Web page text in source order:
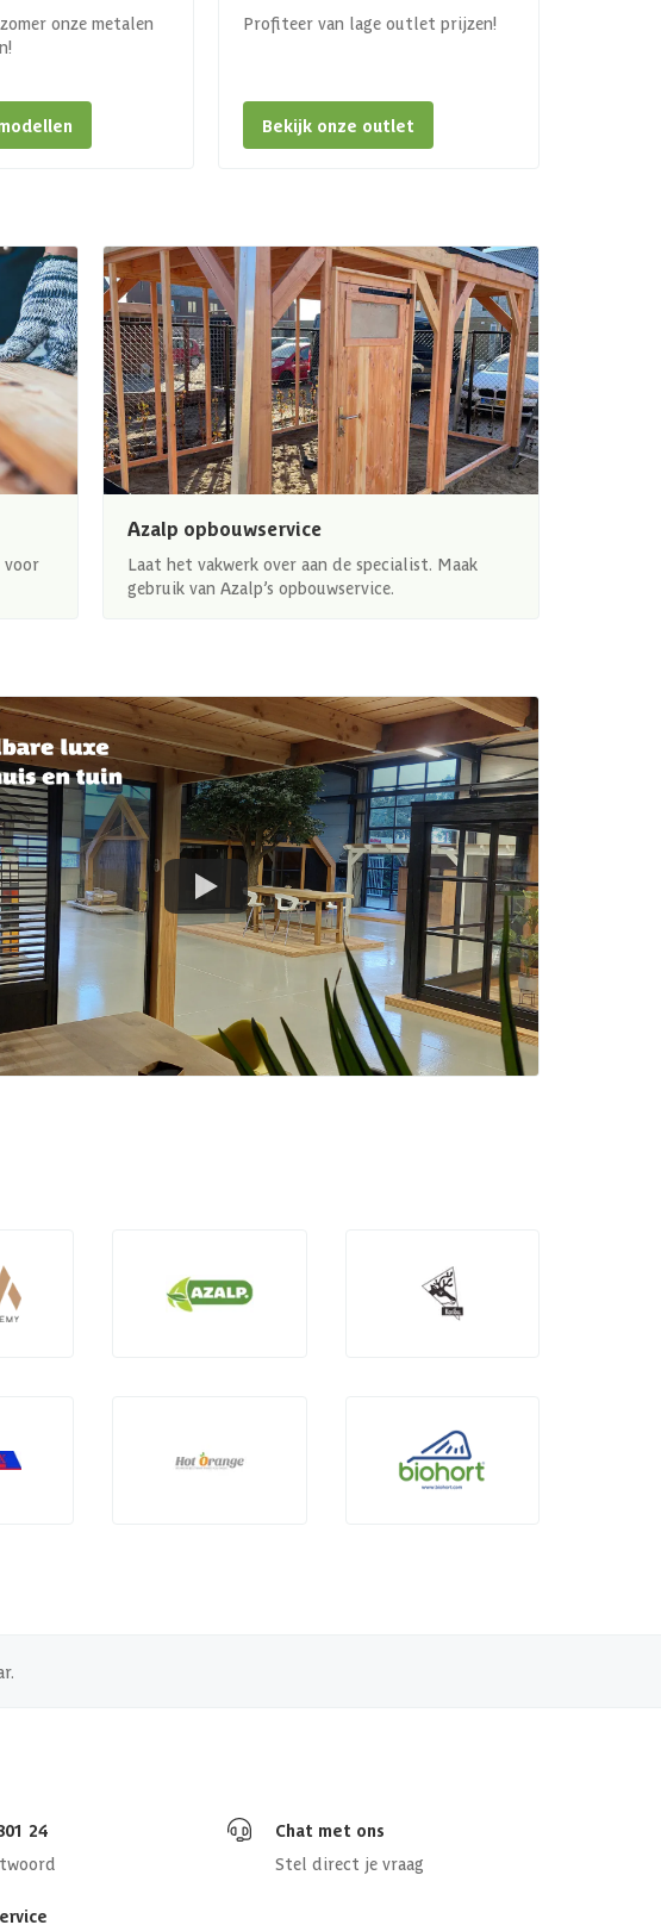
onze metalen
Profiteer van lage outlet prijzen!
Bekijk onze outlet
voor
Azalp opbouwservice
Laat het vakwerk over aan de specialist. Maak
gebruik van Azalp’s opbouwservice.
24
Chat met ons
Stel direct je vraag